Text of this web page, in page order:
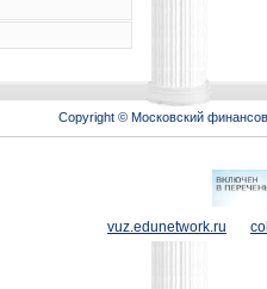
Copyright © Московский
vuz.edunetwork.ru